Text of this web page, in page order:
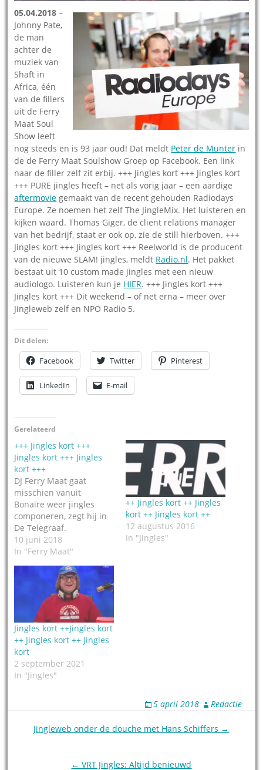
05.04.2018 –
Johnny Pate,
de man
achter de
muziek van
Shaft in
Africa, één
van de fillers
uit de Ferry
Maat Soul
Show leeft
nog steeds en is 93 jaar oud! Dat meldt Peter de Munter in
de de Ferry Maat Soulshow Groep op Facebook. Een link
naar de filler zelf zit erbij. +++ Jingles kort +++ Jingles kort
+++ PURE jingles heeft – net als vorig jaar – een aardige
aftermovie gemaakt van de recent gehouden Radiodays
Europe. Ze noemen het zelf The JingleMix. Het luisteren en
kijken waard. Thomas Giger, de client relations manager
van het bedrijf, staat er ook op, zie de still hierboven. +++
Jingles kort +++ Jingles kort +++ Reelworld is de producent
van de nieuwe SLAM! jingles, meldt Radio.nl. Het pakket
bestaat uit 10 custom made jingles met een nieuw
audiologo. Luisteren kun je HIER. +++ Jingles kort +++
Jingles kort +++ Dit weekend – of net erna – meer over
Jingleweb zelf en NPO Radio 5.
Dit delen:
Facebook Twitter Pinterest
LinkedIn E-mail
Gerelateerd
+++ Jingles kort +++
Jingles kort +++ Jingles
kort +++
DJ Ferry Maat gaat
misschien vanuit
Bonaire weer jingles
componeren, zegt hij in
De Telegraaf.
10 juni 2018
In "Ferry Maat"
++ Jingles kort ++ Jingles
kort ++ Jingles kort ++
12 augustus 2016
In "Jingles"
Jingles kort ++Jingles kort
++ Jingles kort ++ Jingles
kort
2 september 2021
In "Jingles"
5 april 2018 Redactie
PostJingleweb onder de douche met Hans Schiffers →
← VRT Jingles: Altijd benieuwd